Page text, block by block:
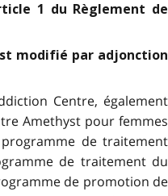
1 du Règlement de
modifié par adjonction
Centre, également
Amethyst pour femmes
de traitement
de traitement du
de promotion de